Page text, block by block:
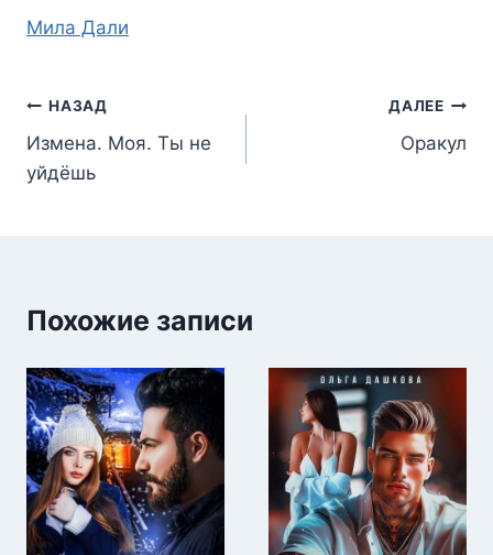
Метки
Мила Дали
Навигация
по
записям
НАЗАД
Измена. Моя. Ты не
уйдёшь
ДАЛЕЕ
Оракул
Похожие записи